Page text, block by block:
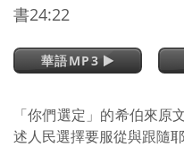
書24:22
華語MP3
「你們選定」的希伯來
述人民選擇要服從與跟隨耶